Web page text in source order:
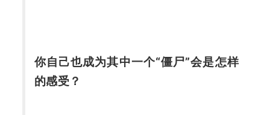
课
你自己也成为其中一个“僵尸”会是怎样
的感受？